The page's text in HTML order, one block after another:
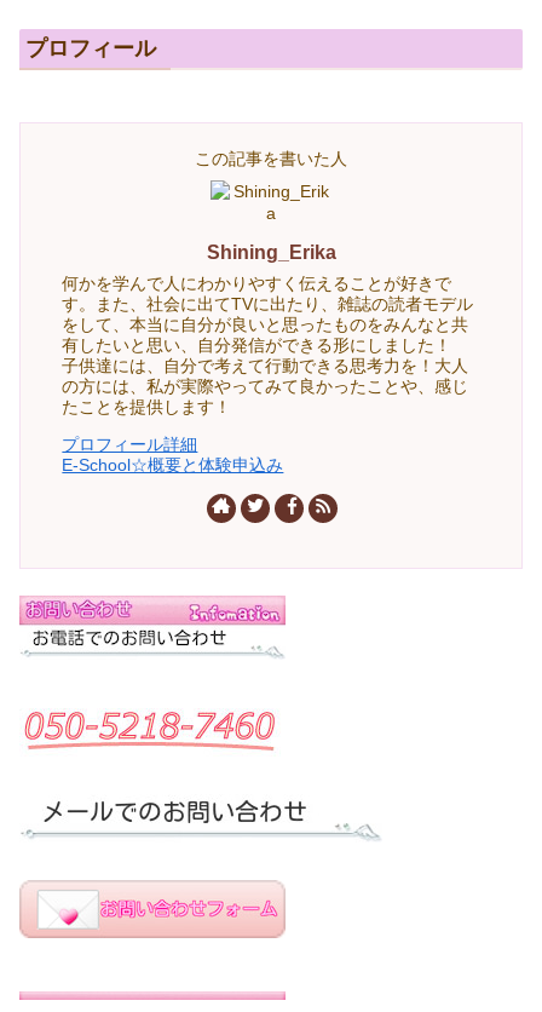
プロフィール
この記事を書いた人
Shining_Erika
何かを学んで人にわかりやすく伝えることが好きで
す。また、社会に出てTVに出たり、雑誌の読者モデル
をして、本当に自分が良いと思ったものをみんなと共
有したいと思い、自分発信ができる形にしました！
子供達には、自分で考えて行動できる思考力を！大人
の方には、私が実際やってみて良かったことや、感じ
たことを提供します！
プロフィール詳細
E-School☆概要と体験申込み